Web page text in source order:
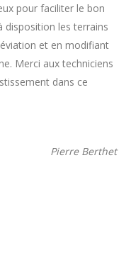
pour faciliter le bon
disposition les terrains
et en modifiant
Merci aux techniciens
dans ce
Pierre Berthet